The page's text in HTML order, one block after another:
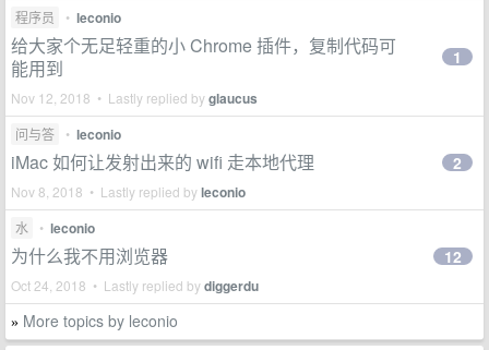
程序员 • leconio
给大家个无足轻重的小 Chrome 插件，复制代码可
能用到
Nov 12, 2018 • Lastly replied byglaucus
1
问与答 • leconio
iMac 如何让发射出来的 wifi 走本地代理
Nov 8, 2018 • Lastly replied byleconio
2
水 • leconio
为什么我不用浏览器
Oct 24, 2018 • Lastly replied bydiggerdu
12
» More topics by leconio